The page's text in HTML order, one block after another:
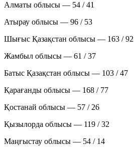
Алматы облысы — 54 / 41
Атырау облысы — 96 / 53
Шығыс Қазақстан облысы — 163 / 92
Жамбыл облысы — 61 / 37
Батыс Қазақстан облысы — 103 / 47
Қарағанды облысы — 168 / 77
Қостанай облысы — 57 / 26
Қызылорда облысы — 119 / 32
Маңғыстау облысы — 54 / 14